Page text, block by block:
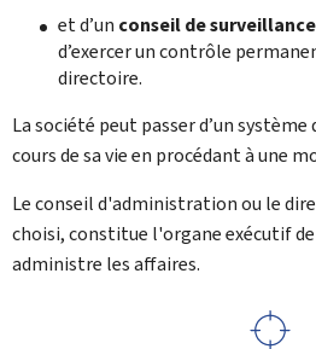
et d’un conseil de surveillance
d’exercer un contrôle
directoire.
La société peut passer d’un système
cours de sa vie en procédant à une
Le conseil d'administration ou le
choisi, constitue l'organe exécutif
administre les affaires.